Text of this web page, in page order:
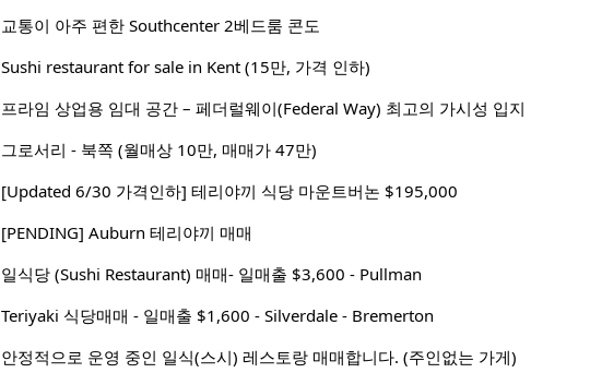
교통이 아주 편한 Southcenter 2베드룸 콘도
Sushi restaurant for sale in Kent (15만, 가격 인하)
프라임 상업용 임대 공간 – 페더럴웨이(Federal Way) 최고의 가시성 입지
그로서리 - 북쪽 (월매상 10만, 매매가 47만)
[Updated 6/30 가격인하] 테리야끼 식당 마운트버논 $195,000
[PENDING] Auburn 테리야끼 매매
일식당 (Sushi Restaurant) 매매- 일매출 $3,600 - Pullman
Teriyaki 식당매매 - 일매출 $1,600 - Silverdale - Bremerton
안정적으로 운영 중인 일식(스시) 레스토랑 매매합니다. (주인없는 가게)